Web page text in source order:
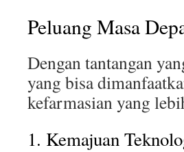
Peluang Masa
Dengan tantangan
yang bisa
kefarmasian yang
1. Kemajuan